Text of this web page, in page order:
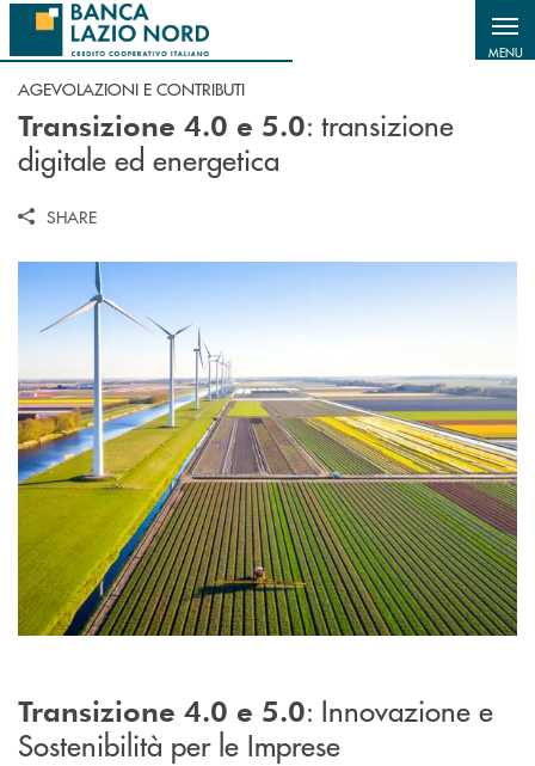
Salta al contenuto principale
MENU
AGEVOLAZIONI E CONTRIBUTI
Transizione 4.0 e 5.0: transizione
digitale ed energetica
SHARE
Transizione 4.0 e 5.0: Innovazione e
Sostenibilità per le Imprese